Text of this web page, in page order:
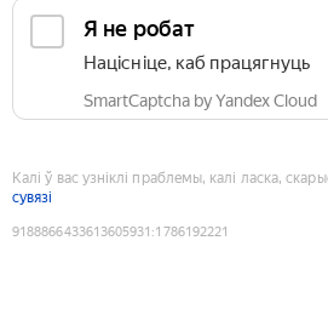
Я не робат
Націсніце, каб працягнуць
SmartCaptcha by Yandex Cloud
Калі ў вас узніклі праблемы, калі ласка,
сувязі
9188866433613605931 :1786192221